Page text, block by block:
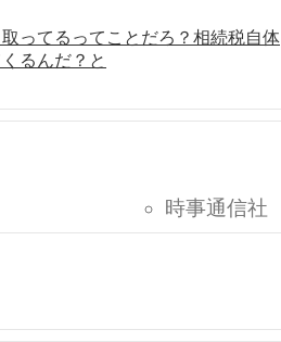
ってるってことだろ？相続税自体
るんだ？と
時事通信社